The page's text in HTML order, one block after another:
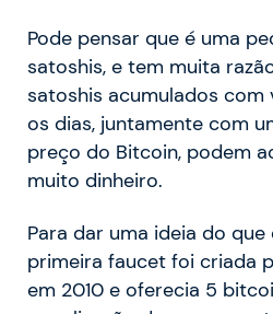
Pode pensar que é uma
satoshis, e tem muita
satoshis acumulados
os dias, juntamente com
preço do Bitcoin, podem
muito dinheiro.
Para dar uma ideia do que
primeira faucet foi criada
em 2010 e oferecia 5